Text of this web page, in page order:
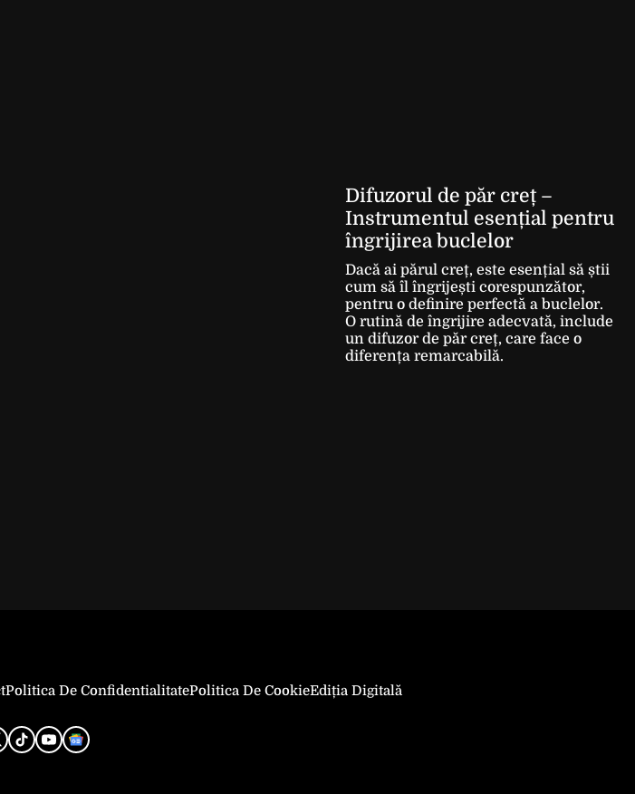
Difuzorul de păr creț –
Instrumentul esențial pentru
îngrijirea buclelor
Dacă ai părul creț, este esențial să știi
cum să îl îngrijești corespunzător,
pentru o definire perfectă a buclelor.
O rutină de îngrijire adecvată, include
un difuzor de păr creț, care face o
diferența remarcabilă.
Politica De ConfidentialitatePolitica De CookieEdiția Digitală